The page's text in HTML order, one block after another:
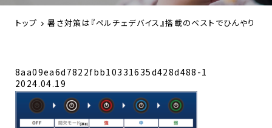
トップ 暑さ対策は『ペルチェデバイス』搭載のベストでひんやり
8aa09ea6d7822fbb10331635d428d488-1
2024.04.19